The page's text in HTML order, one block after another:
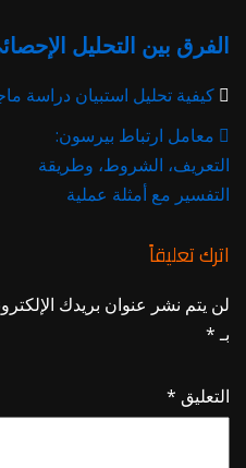
الفرق بين التحليل
كيفية تحليل استبيان دراسة
معامل ارتباط بيرسون:
التعريف، الشروط، وطريقة
التفسير مع أمثلة عملية
اترك تعليقاً
لن يتم نشر عنوان بريدك
بـ*
التعليق *